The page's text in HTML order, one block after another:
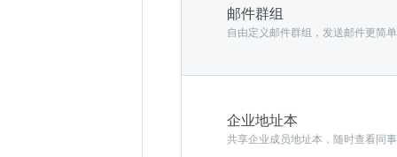
邮件群组
自由定义邮件群组，发送邮件更简单
企业地址本
共享企业成员地址本，随时查看同